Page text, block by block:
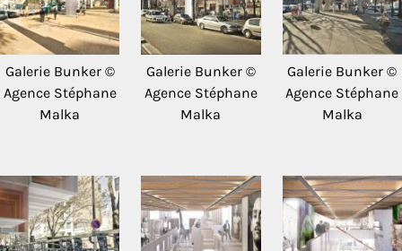
Galerie Bunker ©
Agence Stéphane
Malka
Galerie Bunker ©
Agence Stéphane
Malka
Galerie Bunker ©
Agence Stéphane
Malka